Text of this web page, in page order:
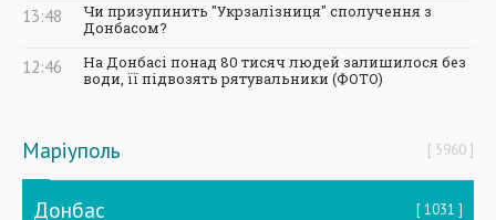
13:48
Чи призупинить "Укрзалізниця" сполучення з
Донбасом?
12:46
На Донбасі понад 80 тисяч людей залишилося без
води, її підвозять рятувальники (ФОТО)
Маріуполь 5960
Донбас 1031